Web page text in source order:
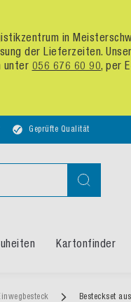
in
der Lieferzeiten.
unter 056 676 60 90, per
Geprüfte Qualität
Suche
Kartonfinder
Besteckset